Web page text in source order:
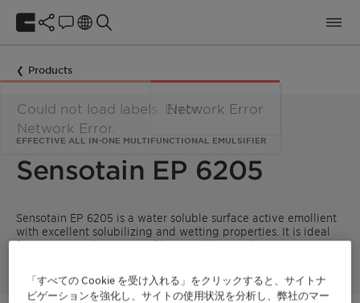
Products
EFFECTIVE ALL IN-ONE MULTIFUNCTIONAL EMULSIFIER
Sensotain EP 6205
Sensotain EP 6205 is a water soluble surface active emollient
with excellent solubilizing and wetting properties. It is ideal
for use in a wide variety of hair and skin applications.
「すべての Cookie を受け入れる」をクリックすると、サイトナ
ビゲーションを強化し、サイトの使用状況を分析し、弊社のマー
Could not load labels. Error:
Network Error.
Network Error